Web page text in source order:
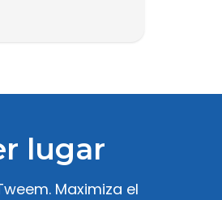
lugar
Maximiza el